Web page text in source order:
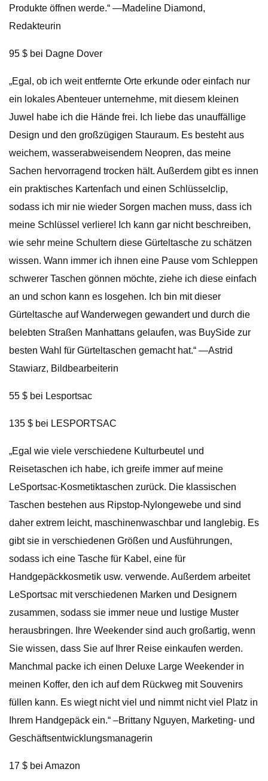
Produkte öffnen werde.“ —Madeline Diamond,
Redakteurin
95 $ bei Dagne Dover
„Egal, ob ich weit entfernte Orte erkunde oder einfach nur
ein lokales Abenteuer unternehme, mit diesem kleinen
Juwel habe ich die Hände frei. Ich liebe das unauffällige
Design und den großzügigen Stauraum. Es besteht aus
weichem, wasserabweisendem Neopren, das meine
Sachen hervorragend trocken hält. Außerdem gibt es innen
ein praktisches Kartenfach und einen Schlüsselclip,
sodass ich mir nie wieder Sorgen machen muss, dass ich
meine Schlüssel verliere! Ich kann gar nicht beschreiben,
wie sehr meine Schultern diese Gürteltasche zu schätzen
wissen. Wann immer ich ihnen eine Pause vom Schleppen
schwerer Taschen gönnen möchte, ziehe ich diese einfach
an und schon kann es losgehen. Ich bin mit dieser
Gürteltasche auf Wanderwegen gewandert und durch die
belebten Straßen Manhattans gelaufen, was BuySide zur
besten Wahl für Gürteltaschen gemacht hat.“ —Astrid
Stawiarz, Bildbearbeiterin
55 $ bei Lesportsac
135 $ bei LESPORTSAC
„Egal wie viele verschiedene Kulturbeutel und
Reisetaschen ich habe, ich greife immer auf meine
LeSportsac-Kosmetiktaschen zurück. Die klassischen
Taschen bestehen aus Ripstop-Nylongewebe und sind
daher extrem leicht, maschinenwaschbar und langlebig. Es
gibt sie in verschiedenen Größen und Ausführungen,
sodass ich eine Tasche für Kabel, eine für
Handgepäckkosmetik usw. verwende. Außerdem arbeitet
LeSportsac mit verschiedenen Marken und Designern
zusammen, sodass sie immer neue und lustige Muster
herausbringen. Ihre Weekender sind auch großartig, wenn
Sie wissen, dass Sie auf Ihrer Reise einkaufen werden.
Manchmal packe ich einen Deluxe Large Weekender in
meinen Koffer, den ich auf dem Rückweg mit Souvenirs
füllen kann. Es wiegt nicht viel und nimmt nicht viel Platz in
Ihrem Handgepäck ein.“ –Brittany Nguyen, Marketing- und
Geschäftsentwicklungsmanagerin
17 $ bei Amazon